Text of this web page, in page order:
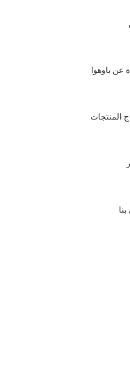
عن باوهوا
المنتجات
الزيت ذات رأس
المستخدمة في